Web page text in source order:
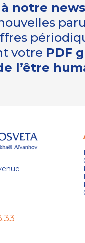
à notre
votre PDF
l’être